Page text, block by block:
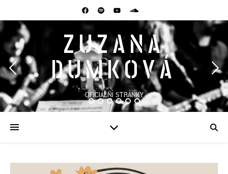
ZUZANA
DUMKOVÁ
OFICIÁLNÍ STRÁNKY